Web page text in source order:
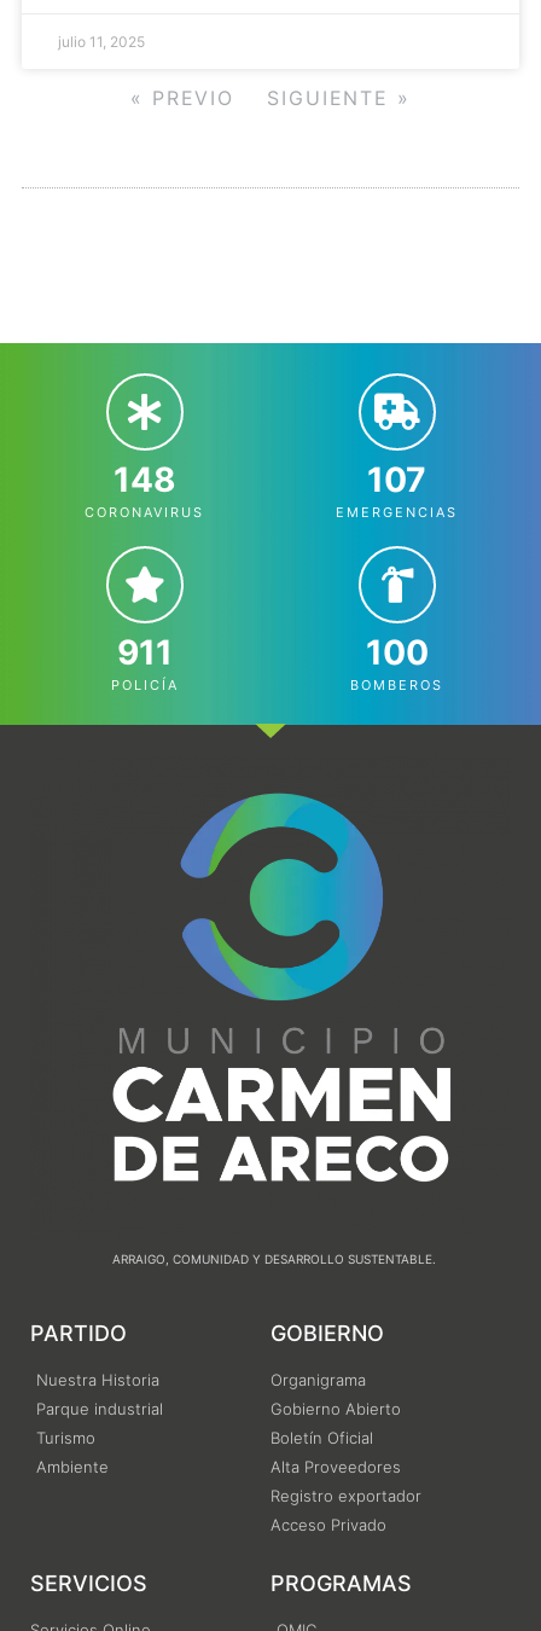
julio 11, 2025
« PREVIO SIGUIENTE »
148
CORONAVIRUS
107
EMERGENCIAS
911
POLICÍA
100
BOMBEROS
ARRAIGO, COMUNIDAD Y DESARROLLO SUSTENTABLE.
PARTIDO
Nuestra Historia
Parque industrial
Turismo
Ambiente
GOBIERNO
Organigrama
Gobierno Abierto
Boletín Oficial
Alta Proveedores
Registro exportador
Acceso Privado
SERVICIOS PROGRAMAS